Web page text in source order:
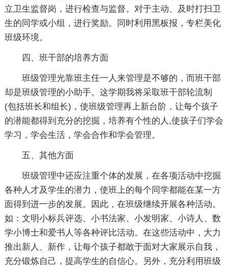
立卫生监督岗，进行检查与监督。对于主动、及时打扫卫
生的同学或小组，进行奖励。同时利用黑板报，专栏美化
班级环境。
四、班干部的培养方面
班级管理光靠班主任一人来管理是不够的，而班干部
却是班级管理的小助手。这学期我将采取班干部轮流制
(包括班长和组长)，使班级管理再上新台阶，让每个孩子
的潜能都得到充分的挖掘，培养有个性的人,使孩子们学会
学习，学会生活，学会合作和学会管理。
五、其他方面
班级管理中还应注重个体的发展，在各项活动中挖掘
各种人才及学生的潜力，使班上的每个同学都能在某一方
面得到进一步的发展。因此，在班级继续开展各种活动。
如：文明小标兵评选、小书法家、小发明家、小诗人、数
学小博士和爱书人等各种评比活动。在这些活动中，大力
推出新人、新作，让每个孩子都敢于面对大家展示自我，
充分锻炼自己，提高学生的自信心。另外，充分利用班级